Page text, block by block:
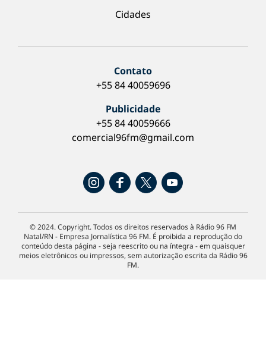
Cidades
Contato
+55 84 40059696
Publicidade
+55 84 40059666
comercial96fm@gmail.com
© 2024. Copyright. Todos os direitos reservados à Rádio 96 FM
Natal/RN - Empresa Jornalística 96 FM. É proibida a reprodução do
conteúdo desta página - seja reescrito ou na íntegra - em quaisquer
meios eletrônicos ou impressos, sem autorização escrita da Rádio 96
FM.